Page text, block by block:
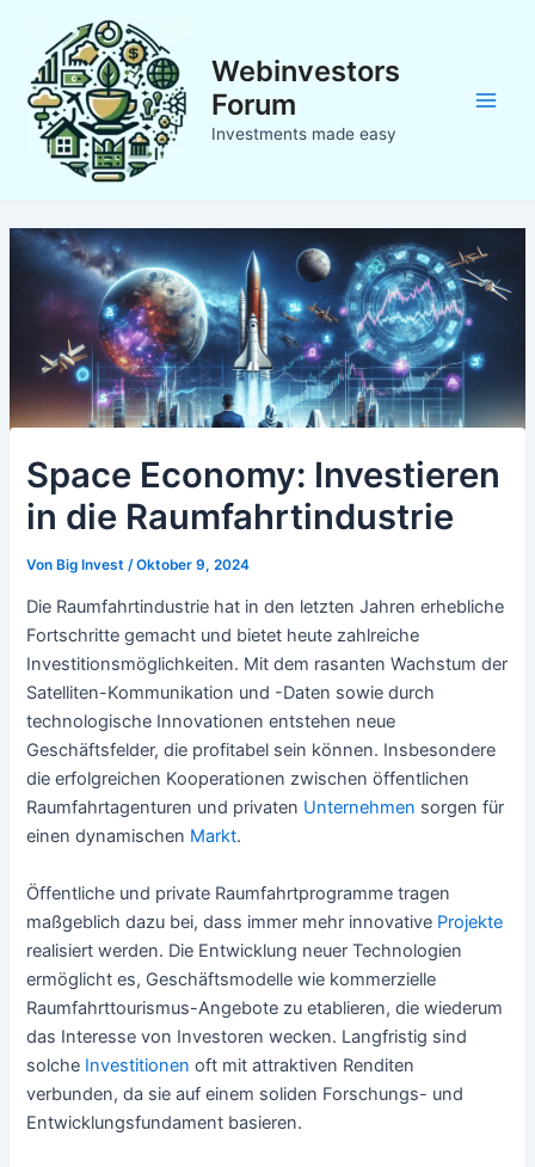
springen
Webinvestors
Forum
Investments made easy
Space Economy: Investieren
in die Raumfahrtindustrie
VonBig Invest/Oktober 9, 2024
Die Raumfahrtindustrie hat in den letzten Jahren erhebliche
Fortschritte gemacht und bietet heute zahlreiche
Investitionsmöglichkeiten. Mit dem rasanten Wachstum der
Satelliten-Kommunikation und -Daten sowie durch
technologische Innovationen entstehen neue
Geschäftsfelder, die profitabel sein können. Insbesondere
die erfolgreichen Kooperationen zwischen öffentlichen
Raumfahrtagenturen und privaten Unternehmen sorgen für
einen dynamischen Markt.
Öffentliche und private Raumfahrtprogramme tragen
maßgeblich dazu bei, dass immer mehr innovative Projekte
realisiert werden. Die Entwicklung neuer Technologien
ermöglicht es, Geschäftsmodelle wie kommerzielle
Raumfahrttourismus-Angebote zu etablieren, die wiederum
das Interesse von Investoren wecken. Langfristig sind
solche Investitionen oft mit attraktiven Renditen
verbunden, da sie auf einem soliden Forschungs- und
Entwicklungsfundament basieren.